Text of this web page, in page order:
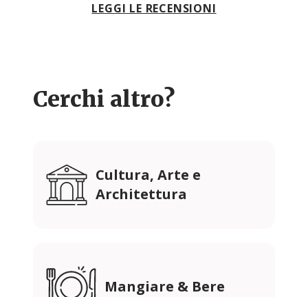
LEGGI LE RECENSIONI
Cerchi altro?
Cultura, Arte e
Architettura
Mangiare & Bere